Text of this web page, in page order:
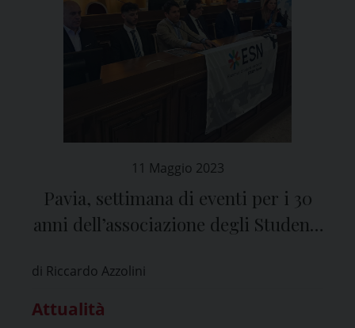
11 Maggio 2023
Pavia, settimana di eventi per i 30
anni dell’associazione degli Studenti
di Riccardo Azzolini
Attualità